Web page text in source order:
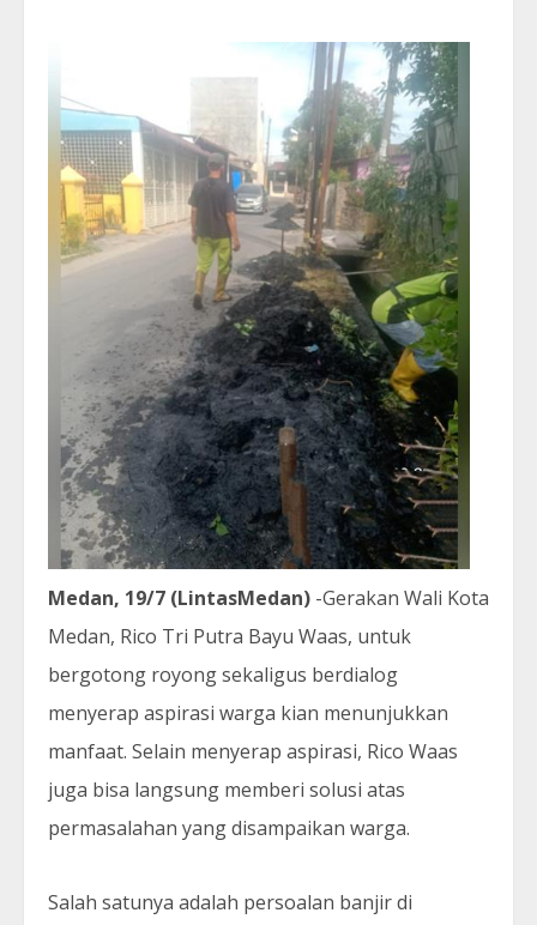
Medan, 19/7 (LintasMedan) -Gerakan Wali Kota
Medan, Rico Tri Putra Bayu Waas, untuk
bergotong royong sekaligus berdialog
menyerap aspirasi warga kian menunjukkan
manfaat. Selain menyerap aspirasi, Rico Waas
juga bisa langsung memberi solusi atas
permasalahan yang disampaikan warga.
Salah satunya adalah persoalan banjir di